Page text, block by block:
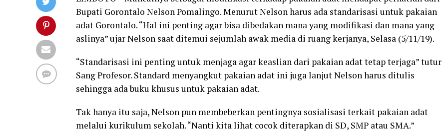
Bupati Gorontalo Nelson Pomalingo. Menurut Nelson harus ada standarisasi untuk pakaian
adat Gorontalo. “Hal ini penting agar bisa dibedakan mana yang modifikasi dan mana yang
aslinya” ujar Nelson saat ditemui sejumlah awak media di ruang kerjanya, Selasa (5/11/19).
“Standarisasi ini penting untuk menjaga agar keaslian dari pakaian adat tetap terjaga” tutur
Sang Profesor. Standard menyangkut pakaian adat ini juga lanjut Nelson harus ditulis
sehingga ada buku khusus untuk pakaian adat.
Tak hanya itu saja, Nelson pun membeberkan pentingnya sosialisasi terkait pakaian adat
melalui kurikulum sekolah. “Nanti kita lihat cocok diterapkan di SD, SMP atau SMA.”